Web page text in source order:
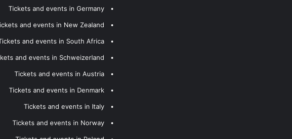
Tickets and events in Germany
and events in New Zealand
and events in South Africa
and events in Schweizerland
Tickets and events in Austria
Tickets and events in Denmark
Tickets and events in Italy
Tickets and events in Norway